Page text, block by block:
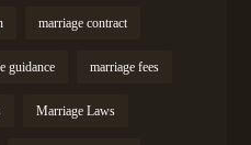
marriage contract
marriage fees
guidance
Marriage Laws